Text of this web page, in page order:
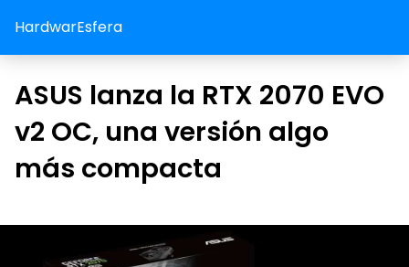
HardwarEsfera
ASUS lanza la RTX 2070 EVO
v2 OC, una versión algo
más compacta